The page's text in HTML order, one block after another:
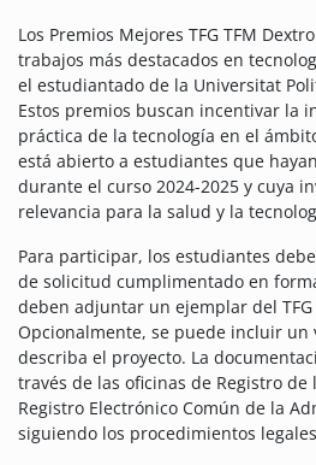
Los Premios Mejores TFG TFM
trabajos más destacados en
el estudiantado de la Universitat
Estos premios buscan incentivar la
práctica de la tecnología en el
está abierto a estudiantes que
durante el curso 2024-2025 y cuya
relevancia para la salud y la
Para participar, los estudiantes
de solicitud cumplimentado en
deben adjuntar un ejemplar del TFG
Opcionalmente, se puede incluir
describa el proyecto. La
través de las oficinas de Registro de
Registro Electrónico Común de la
siguiendo los procedimientos